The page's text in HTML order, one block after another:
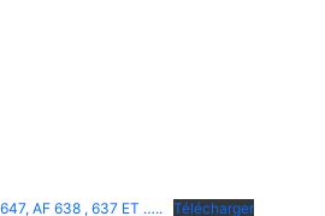
647, AF 638 , 637 ET ….. Télécharger